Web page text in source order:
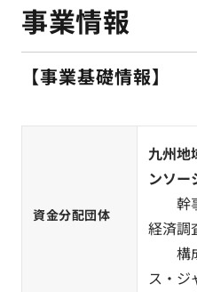
事業情報
【事業基礎情報】
資金分配団体
九州地
ンソー
幹
経済調
構成
ス・ジ